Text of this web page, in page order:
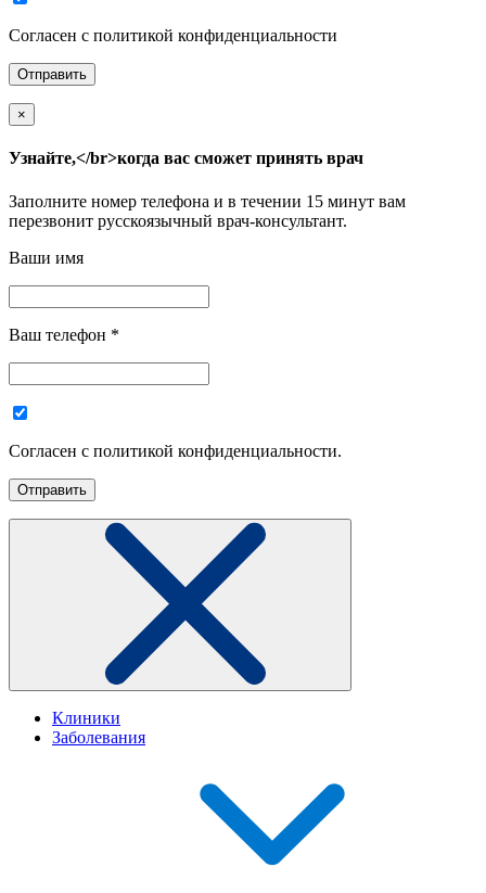
Согласен с политикой конфиденциальности
×
Узнайте,</br>когда вас сможет принять врач
Заполните номер телефона и в течении 15 минут вам
перезвонит русскоязычный врач-консультант.
Ваши имя
Ваш телефон *
Согласен с политикой конфиденциальности.
Клиники
Заболевания